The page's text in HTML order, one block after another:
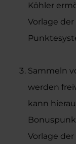
Köhler
Vorlage
Sammeln
werden
kann
Vorlage